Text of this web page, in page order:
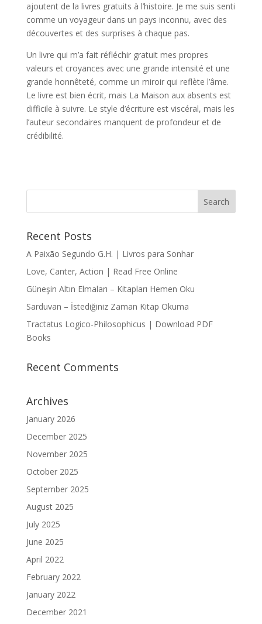
ajoutent de la livres gratuits à l’histoire. Je me suis senti
comme un voyageur dans un pays inconnu, avec des
découvertes et des surprises à chaque pas.
Un livre qui m’a fait réfléchir gratuit mes propres
valeurs et croyances avec une grande intensité et une
grande honnêteté, comme un miroir qui reflète l’âme.
Le livre est bien écrit, mais La Maison aux absents est
difficile à suivre. Le style d’écriture est viscéral, mais les
l’auteur secondaires manquent de profondeur et de
crédibilité.
Recent Posts
A Paixão Segundo G.H. | Livros para Sonhar
Love, Canter, Action | Read Free Online
Güneşin Altın Elmaları – Kitapları Hemen Oku
Sarduvan – İstediğiniz Zaman Kitap Okuma
Tractatus Logico-Philosophicus | Download PDF
Books
Recent Comments
Archives
January 2026
December 2025
November 2025
October 2025
September 2025
August 2025
July 2025
June 2025
April 2022
February 2022
January 2022
December 2021